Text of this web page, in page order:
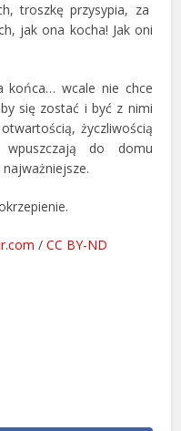
troszkę przysypia, za
jak ona kocha! Jak oni
końca… wcale nie chce
się zostać i być z nimi
życzliwością
do domu
/CC BY-ND